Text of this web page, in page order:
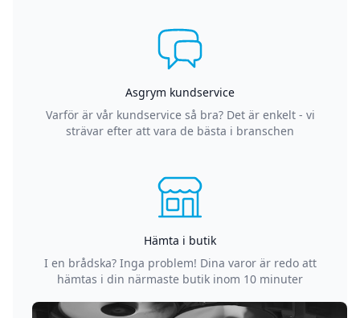
Asgrym kundservice
Varför är vår kundservice så bra? Det är enkelt - vi
strävar efter att vara de bästa i branschen
Hämta i butik
I en brådska? Inga problem! Dina varor är redo att
hämtas i din närmaste butik inom 10 minuter